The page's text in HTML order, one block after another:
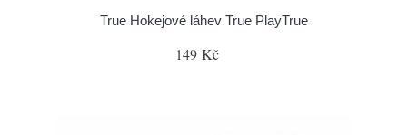
True Hokejové láhev True PlayTrue
149 Kč